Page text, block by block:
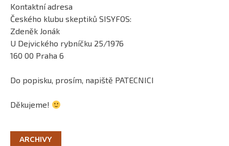
Kontaktní adresa
Českého klubu skeptiků SISYFOS:
Zdeněk Jonák
U Dejvického rybníčku 25/1976
160 00 Praha 6
Do popisku, prosím, napiště PATECNICI
Děkujeme!
ARCHIVY